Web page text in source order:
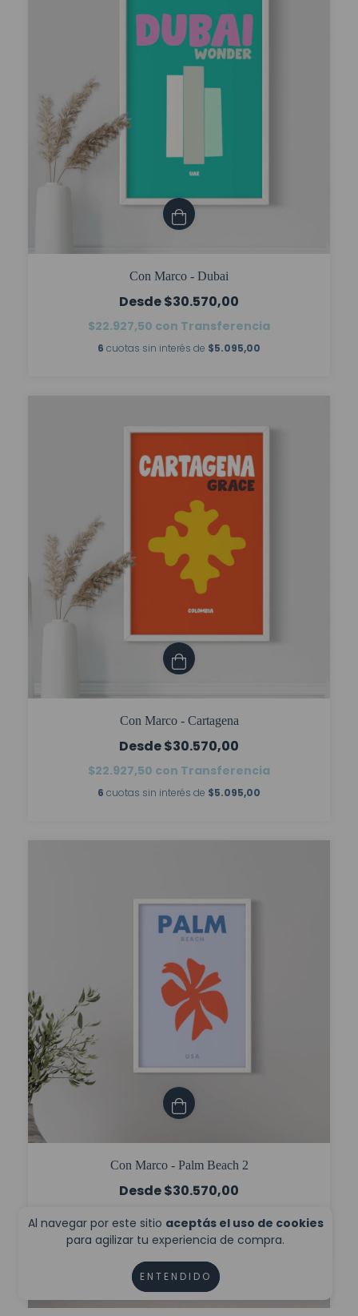
Al navegar por este sitio aceptás el uso de cookies
para agilizar tu experiencia de compra.
ENTENDIDO
Con Marco - Dubai
$30.570,00
$22.927,50 con Transferencia
6 cuotas sin interés de $5.095,00
Con Marco - Cartagena
$30.570,00
$22.927,50 con Transferencia
6 cuotas sin interés de $5.095,00
Con Marco - Palm Beach 2
$30.570,00
$22.927,50 Transferencia
6cuotas sin interés de$5.095,00